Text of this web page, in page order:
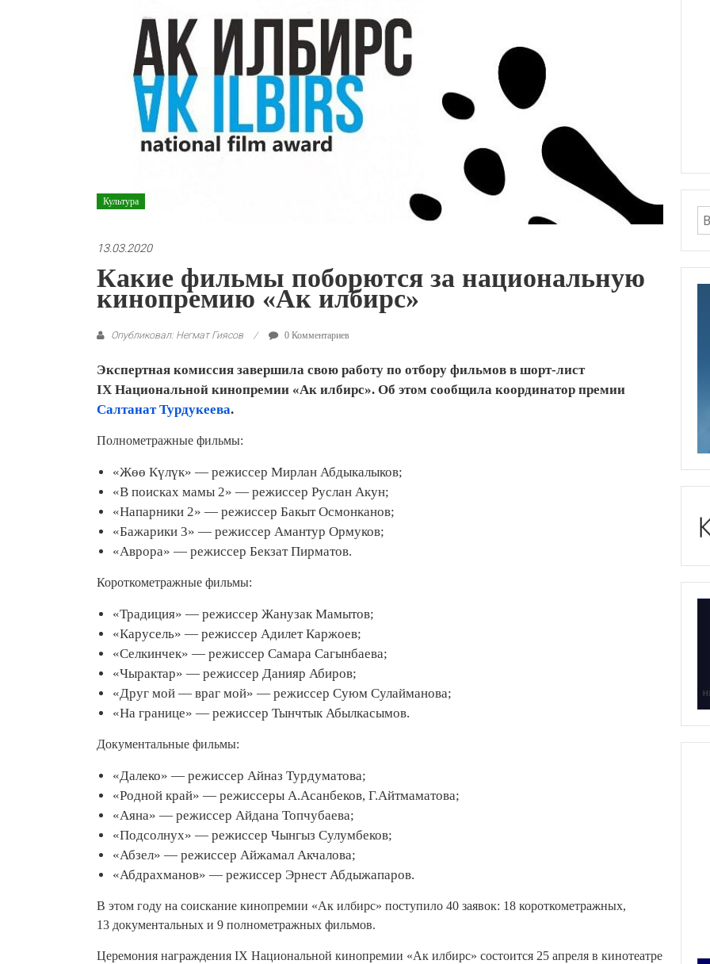
Культура
13.03.2020
Какие фильмы поборются за национальную
кинопремию «Ак илбирс»
Опубликовал: Негмат Гиясов 0 Комментариев
Экспертная комиссия завершила свою работу по отбору фильмов в шорт-лист
IX Национальной кинопремии «Ак илбирс». Об этом сообщила координатор премии
Салтанат Турдукеева.
Полнометражные фильмы:
«Жөө Күлүк» — режиссер Мирлан Абдыкалыков;
«В поисках мамы 2» — режиссер Руслан Акун;
«Напарники 2» — режиссер Бакыт Осмонканов;
«Бажарики 3» — режиссер Амантур Ормуков;
«Аврора» — режиссер Бекзат Пирматов.
Короткометражные фильмы:
«Традиция» — режиссер Жанузак Мамытов;
«Карусель» — режиссер Адилет Каржоев;
«Селкинчек» — режиссер Самара Сагынбаева;
«Чырактар» — режиссер Данияр Абиров;
«Друг мой — враг мой» — режиссер Суюм Сулайманова;
«На границе» — режиссер Тынчтык Абылкасымов.
Документальные фильмы:
«Далеко» — режиссер Айназ Турдуматова;
«Родной край» — режиссеры А.Асанбеков, Г.Айтмаматова;
«Аяна» — режиссер Айдана Топчубаева;
«Подсолнух» — режиссер Чынгыз Сулумбеков;
«Абзел» — режиссер Айжамал Акчалова;
«Абдрахманов» — режиссер Эрнест Абдыжапаров.
В этом году на соискание кинопремии «Ак илбирс» поступило 40 заявок: 18 короткометражных,
13 документальных и 9 полнометражных фильмов.
Церемония награждения IX Национальной кинопремии «Ак илбирс» состоится 25 апреля в кинотеатре